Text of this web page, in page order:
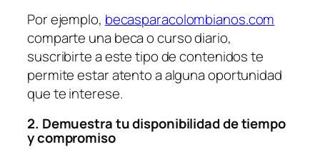
Por ejemplo, becasparacolombianos.com
comparte una beca o curso diario,
suscribirte a este tipo de contenidos te
permite estar atento a alguna oportunidad
que te interese.
2. Demuestra tu disponibilidad de tiempo
y compromiso